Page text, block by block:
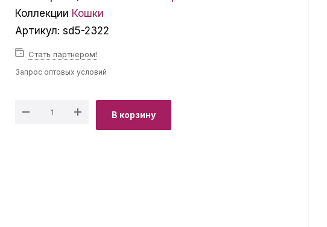
Коллекции Кошки
Артикул: sd5-2322
Стать партнером!
Запрос оптовых условий
В корзину